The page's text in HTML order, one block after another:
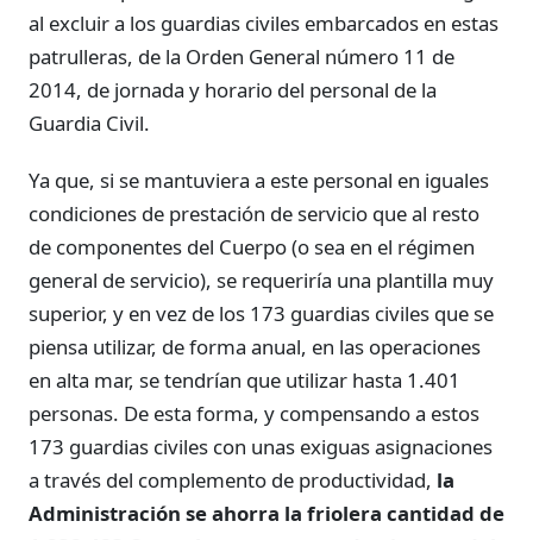
al excluir a los guardias civiles embarcados en estas
patrulleras, de la Orden General número 11 de
2014, de jornada y horario del personal de la
Guardia Civil.
Ya que, si se mantuviera a este personal en iguales
condiciones de prestación de servicio que al resto
de componentes del Cuerpo (o sea en el régimen
general de servicio), se requeriría una plantilla muy
superior, y en vez de los 173 guardias civiles que se
piensa utilizar, de forma anual, en las operaciones
en alta mar, se tendrían que utilizar hasta 1.401
personas. De esta forma, y compensando a estos
173 guardias civiles con unas exiguas asignaciones
a través del complemento de productividad, la
Administración se ahorra la friolera cantidad de